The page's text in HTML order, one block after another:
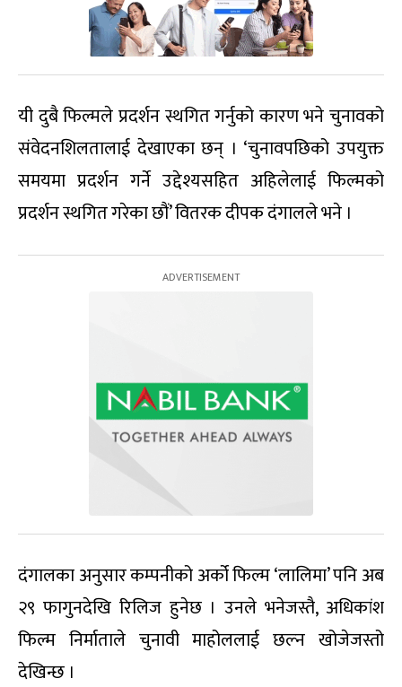
यी दुबै फिल्मले प्रदर्शन स्थगित गर्नुको कारण भने चुनावको
संवेदनशिलतालाई देखाएका छन् । ‘चुनावपछिको उपयुक्त
समयमा प्रदर्शन गर्ने उद्देश्यसहित अहिलेलाई फिल्मको
प्रदर्शन स्थगित गरेका छौं’ वितरक दीपक दंगालले भने ।
दंगालका अनुसार कम्पनीको अर्को फिल्म ‘लालिमा’ पनि अब
२९ फागुनदेखि रिलिज हुनेछ । उनले भनेजस्तै, अधिकांश
फिल्म निर्माताले चुनावी माहोललाई छल्न खोजेजस्तो
देखिन्छ ।